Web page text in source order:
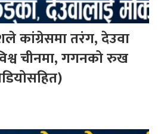
कांग्रेसमा तरंग, देउवा
चीनमा, गगनको रुख